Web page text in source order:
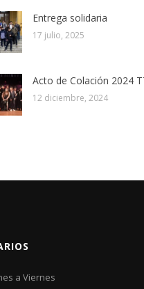
Entrega solidaria
17 julio, 2025
Acto de Colación 2024
12 diciembre, 2024
a Viernes